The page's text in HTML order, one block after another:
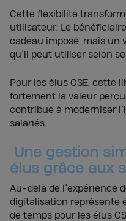
Cette flexibilité
utilisateur. Le
cadeau imposé, mais un
qu’il peut utiliser selon
Pour les élus CSE, cette
fortement la valeur
contribue à moderniser
salariés.
Une gestion
élus grâce aux
Au-delà de l’expérience
digitalisation représente
de temps pour les élus